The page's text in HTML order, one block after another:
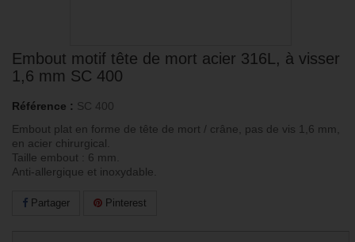
Embout motif tête de mort acier 316L, à visser
1,6 mm SC 400
Référence : SC 400
Embout plat en forme de tête de mort / crâne, pas de vis 1,6 mm,
en acier chirurgical.
Taille embout : 6 mm.
Anti-allergique et inoxydable.
Partager Pinterest